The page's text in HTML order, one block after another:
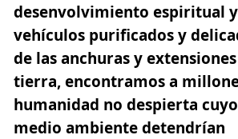
desenvolvimiento espiritual
vehículos purificados y
de las anchuras y
tierra, encontramos a
humanidad no despierta
medio ambiente detendrían